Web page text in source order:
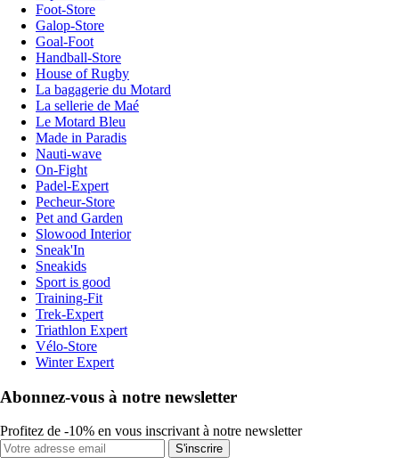
Foot-Store
Galop-Store
Goal-Foot
Handball-Store
House of Rugby
La bagagerie du Motard
La sellerie de Maé
Le Motard Bleu
Made in Paradis
Nauti-wave
On-Fight
Padel-Expert
Pecheur-Store
Pet and Garden
Slowood Interior
Sneak'In
Sneakids
Sport is good
Training-Fit
Trek-Expert
Triathlon Expert
Vélo-Store
Winter Expert
Abonnez-vous à notre newsletter
Profitez de -10% en vous inscrivant à notre newsletter
S'inscrire